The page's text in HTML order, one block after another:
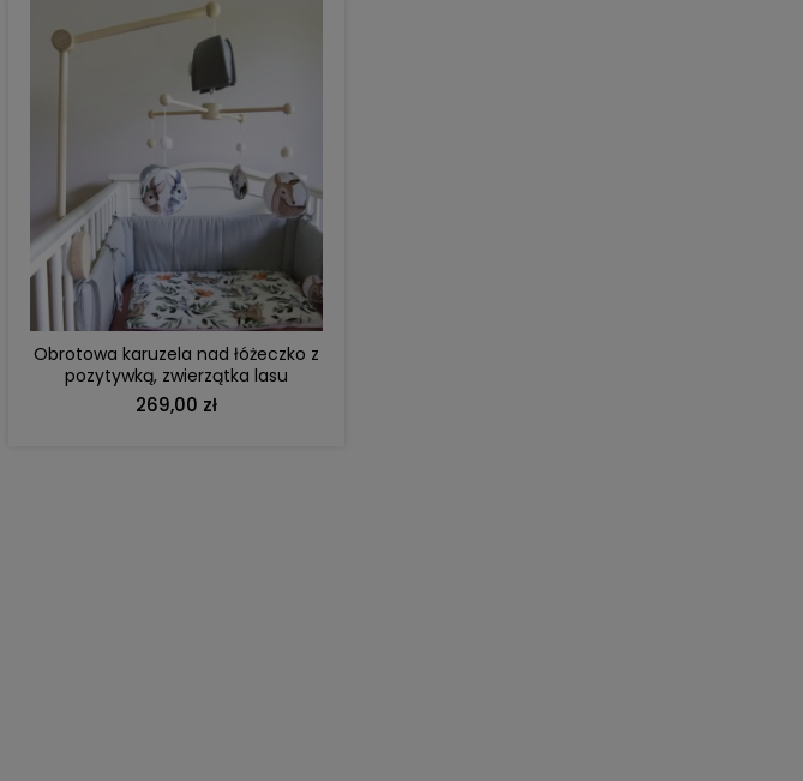
Obrotowa karuzela nad łóżeczko z
pozytywką, zwierzątka lasu
269,00 zł
DO KOSZYKA